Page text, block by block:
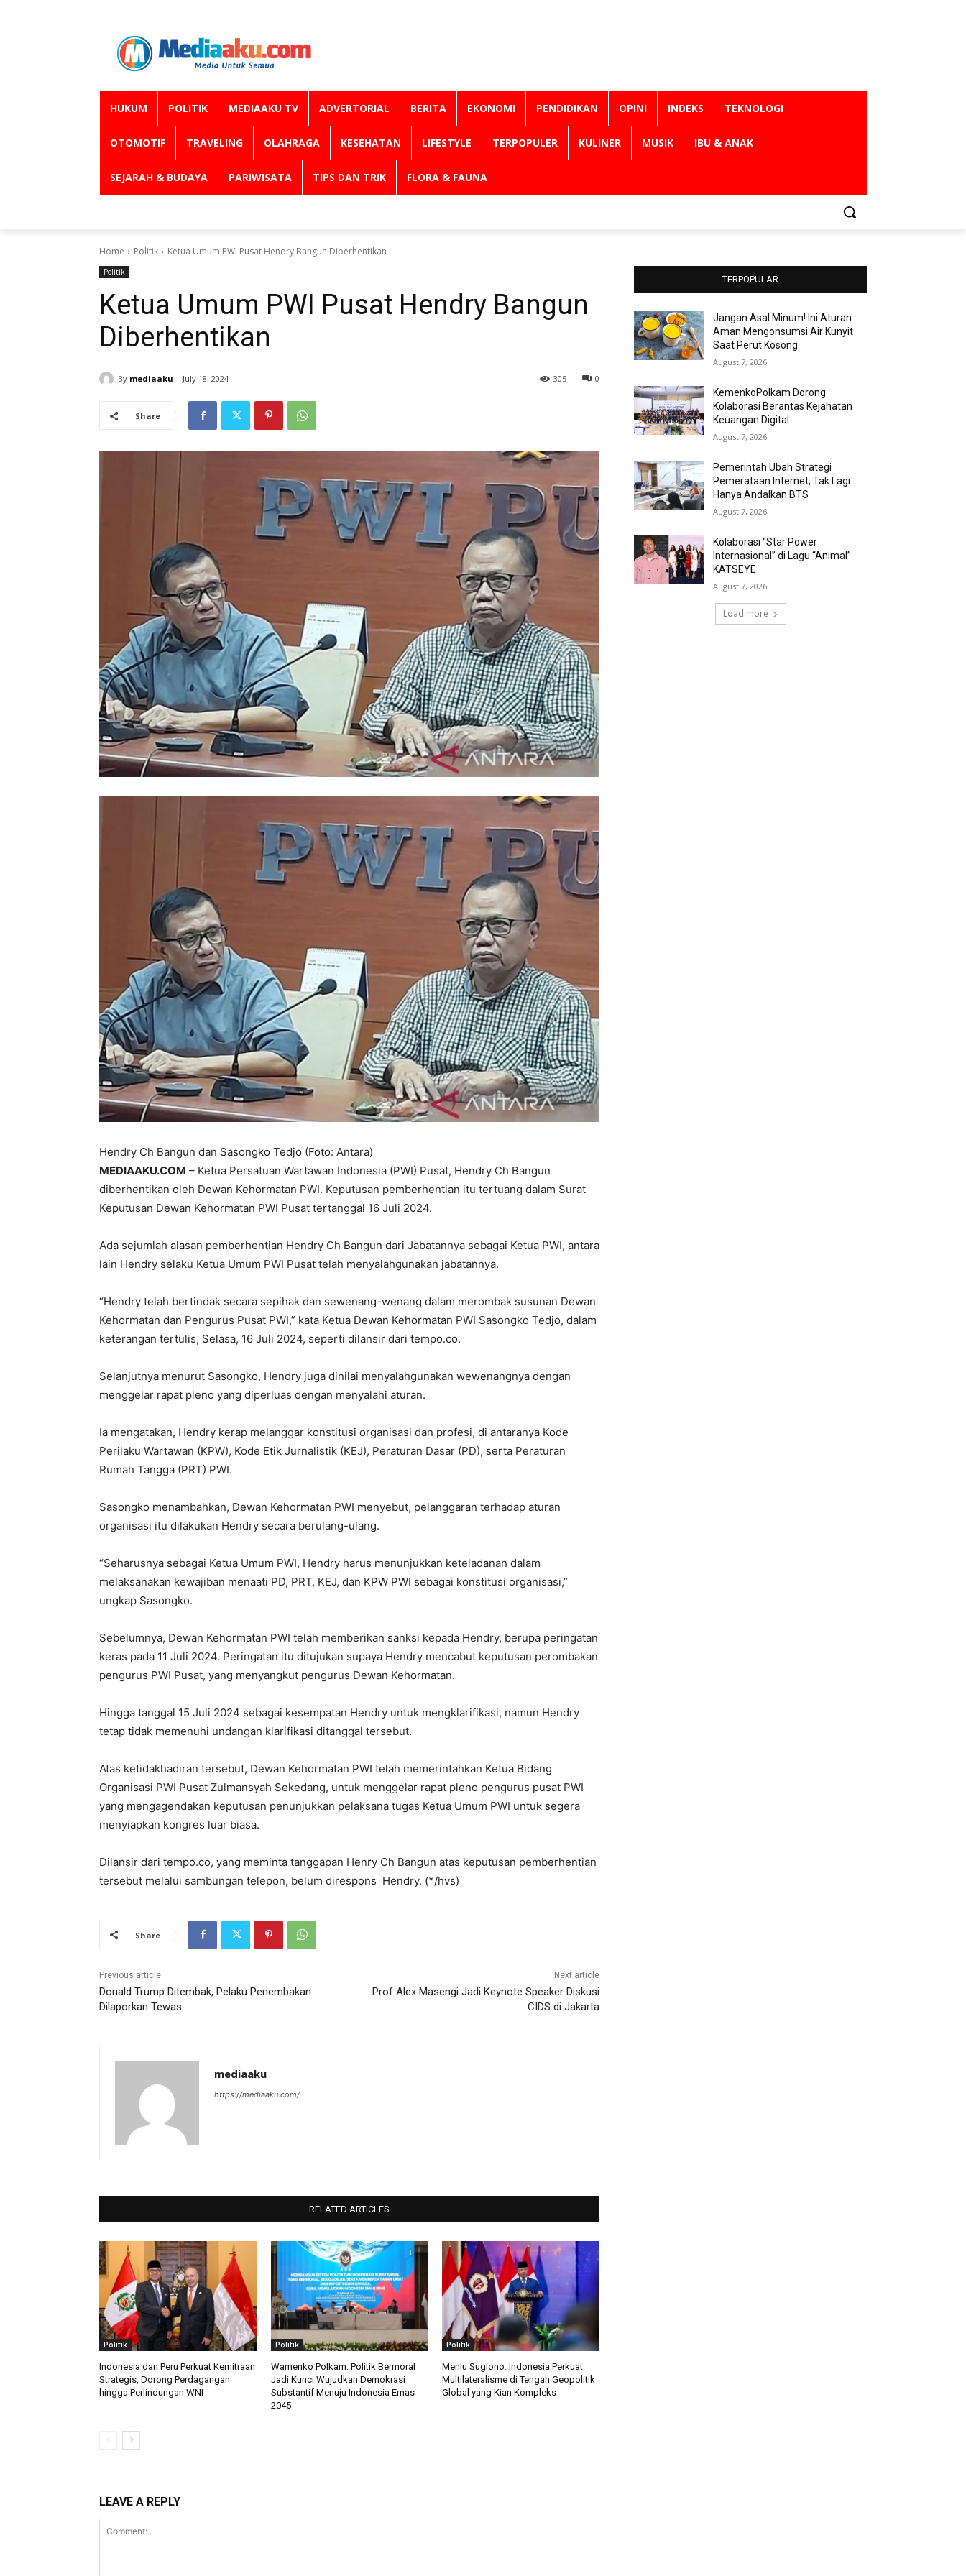
HUKUM POLITIK MEDIAAKU TV ADVERTORIAL BERITA EKONOMI PENDIDIKAN OPINI INDEKS TEKNOLOGI
OTOMOTIF TRAVELING OLAHRAGA KESEHATAN LIFESTYLE TERPOPULER KULINER MUSIK IBU & ANAK
SEJARAH & BUDAYA PARIWISATA TIPS DAN TRIK FLORA & FAUNA
Home Politik Ketua Umum PWI Pusat Hendry Bangun Diberhentikan
Politik
Ketua Umum PWI Pusat Hendry Bangun
Diberhentikan
By mediaaku July 18, 2024 0
305
Share
Hendry Ch Bangun dan Sasongko Tedjo (Foto: Antara)
MEDIAAKU.COM – Ketua Persatuan Wartawan Indonesia (PWI) Pusat, Hendry Ch Bangun
diberhentikan oleh Dewan Kehormatan PWI. Keputusan pemberhentian itu tertuang dalam Surat
Keputusan Dewan Kehormatan PWI Pusat tertanggal 16 Juli 2024.
Ada sejumlah alasan pemberhentian Hendry Ch Bangun dari Jabatannya sebagai Ketua PWI, antara
lain Hendry selaku Ketua Umum PWI Pusat telah menyalahgunakan jabatannya.
“Hendry telah bertindak secara sepihak dan sewenang-wenang dalam merombak susunan Dewan
Kehormatan dan Pengurus Pusat PWI,” kata Ketua Dewan Kehormatan PWI Sasongko Tedjo, dalam
keterangan tertulis, Selasa, 16 Juli 2024, seperti dilansir dari tempo.co.
Selanjutnya menurut Sasongko, Hendry juga dinilai menyalahgunakan wewenangnya dengan
menggelar rapat pleno yang diperluas dengan menyalahi aturan.
Ia mengatakan, Hendry kerap melanggar konstitusi organisasi dan profesi, di antaranya Kode
Perilaku Wartawan (KPW), Kode Etik Jurnalistik (KEJ), Peraturan Dasar (PD), serta Peraturan
Rumah Tangga (PRT) PWI.
Sasongko menambahkan, Dewan Kehormatan PWI menyebut, pelanggaran terhadap aturan
organisasi itu dilakukan Hendry secara berulang-ulang.
“Seharusnya sebagai Ketua Umum PWI, Hendry harus menunjukkan keteladanan dalam
melaksanakan kewajiban menaati PD, PRT, KEJ, dan KPW PWI sebagai konstitusi organisasi,”
ungkap Sasongko.
Sebelumnya, Dewan Kehormatan PWI telah memberikan sanksi kepada Hendry, berupa peringatan
keras pada 11 Juli 2024. Peringatan itu ditujukan supaya Hendry mencabut keputusan perombakan
pengurus PWI Pusat, yang menyangkut pengurus Dewan Kehormatan.
Hingga tanggal 15 Juli 2024 sebagai kesempatan Hendry untuk mengklarifikasi, namun Hendry
tetap tidak memenuhi undangan klarifikasi ditanggal tersebut.
Atas ketidakhadiran tersebut, Dewan Kehormatan PWI telah memerintahkan Ketua Bidang
Organisasi PWI Pusat Zulmansyah Sekedang, untuk menggelar rapat pleno pengurus pusat PWI
yang mengagendakan keputusan penunjukkan pelaksana tugas Ketua Umum PWI untuk segera
menyiapkan kongres luar biasa.
Dilansir dari tempo.co, yang meminta tanggapan Henry Ch Bangun atas keputusan pemberhentian
tersebut melalui sambungan telepon, belum direspons Hendry. (*/hvs)
Share
Previous article
Donald Trump Ditembak, Pelaku Penembakan
Dilaporkan Tewas
Next article
Prof Alex Masengi Jadi Keynote Speaker Diskusi
CIDS di Jakarta
mediaaku
https://mediaaku.com/
RELATED ARTICLES
Politik
Indonesia dan Peru Perkuat Kemitraan
Strategis, Dorong Perdagangan
hingga Perlindungan WNI
Politik
Wamenko Polkam: Politik Bermoral
Jadi Kunci Wujudkan Demokrasi
Substantif Menuju Indonesia Emas
2045
Politik
Menlu Sugiono: Indonesia Perkuat
Multilateralisme di Tengah Geopolitik
Global yang Kian Kompleks
LEAVE A REPLY
TERPOPULAR
Jangan Asal Minum! Ini Aturan
Aman Mengonsumsi Air Kunyit
Saat Perut Kosong
August 7, 2026
KemenkoPolkam Dorong
Kolaborasi Berantas Kejahatan
Keuangan Digital
August 7, 2026
Pemerintah Ubah Strategi
Pemerataan Internet, Tak Lagi
Hanya Andalkan BTS
August 7, 2026
Kolaborasi “Star Power
Internasional” di Lagu “Animal”
KATSEYE
August 7, 2026
Load more